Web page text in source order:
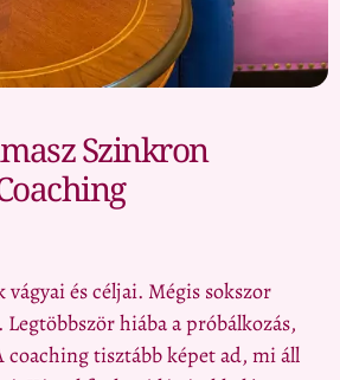
Szinkron
és céljai. Mégis sokszor
hiába a próbálkozás,
coaching tisztább képet ad, mi áll